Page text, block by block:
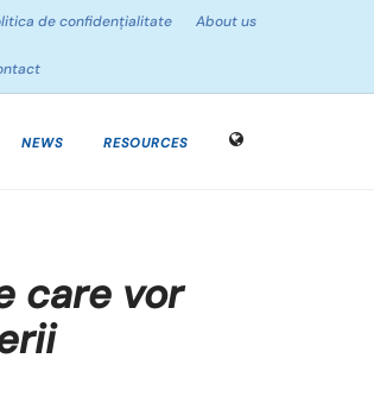
de confidențialitate About us
NEWS RESOURCES
care vor